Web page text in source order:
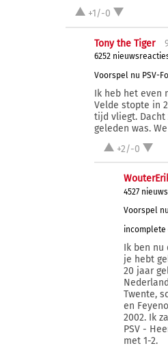
+1/-0
Tony the Tiger
6252
Voorspel nu PSV-
Ik heb het even
Velde stopte in
tijd vliegt.
geleden was.
+2/-0
4527
Voorspel
Ik ben nu
je hebt
20 jaar
Twente,
en
2002. Ik
PSV -
met 1-2.